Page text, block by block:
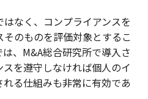
なく、コンプライアンスを
のものを評価対象とするこ
、M&A総合研究所で導入さ
を遵守しなければ個人のイ
る仕組みも非常に有効であ